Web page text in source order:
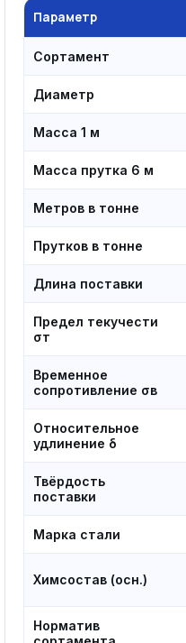
Параметр
Сортамент
Диаметр
Масса 1 м
Масса прутка 6 м
Метров в тонне
Прутков в тонне
Длина поставки
Предел текучести
σт
Временное
сопротивление σв
Относительное
удлинение δ
Твёрдость
поставки
Марка стали
Химсостав (осн.)
Норматив